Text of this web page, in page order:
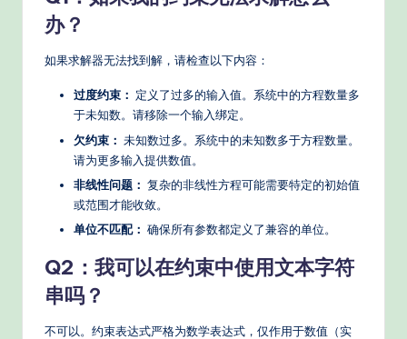
办？
如果求解器无法找到解，请检查以下内容：
过度约束： 定义了过多的输入值。系统中的方程数量多
于未知数。请移除一个输入绑定。
欠约束： 未知数过多。系统中的未知数多于方程数量。
请为更多输入提供数值。
非线性问题： 复杂的非线性方程可能需要特定的初始值
或范围才能收敛。
单位不匹配： 确保所有参数都定义了兼容的单位。
Q2：我可以在约束中使用文本字符
串吗？
不可以。约束表达式严格为数学表达式，仅作用于数值（实